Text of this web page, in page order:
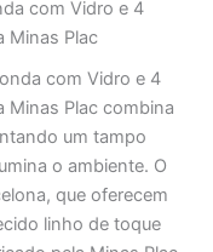
com Vidro e 4
Minas Plac
com Vidro e 4
Minas Plac combina
um tampo
o ambiente. O
que oferecem
linho de toque